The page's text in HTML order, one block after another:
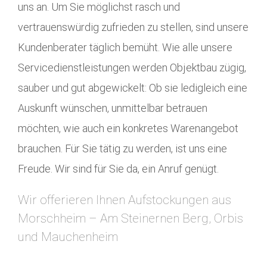
uns an. Um Sie möglichst rasch und
vertrauenswürdig zufrieden zu stellen, sind unsere
Kundenberater täglich bemüht. Wie alle unsere
Servicedienstleistungen werden Objektbau zügig,
sauber und gut abgewickelt: Ob sie ledigleich eine
Auskunft wünschen, unmittelbar betrauen
möchten, wie auch ein konkretes Warenangebot
brauchen. Für Sie tätig zu werden, ist uns eine
Freude. Wir sind für Sie da, ein Anruf genügt.
Wir offerieren Ihnen Aufstockungen aus
Morschheim – Am Steinernen Berg, Orbis
und Mauchenheim